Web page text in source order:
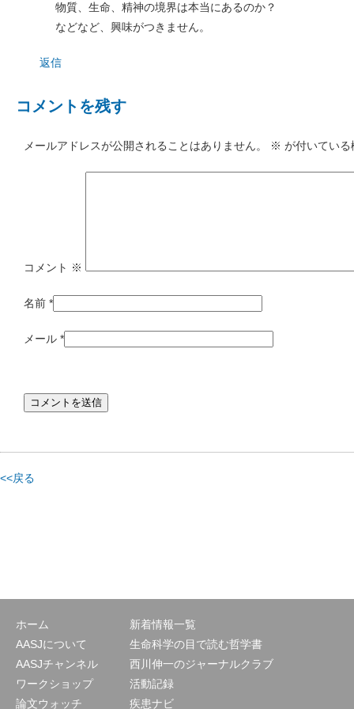
物質、生命、精神の境界は本当にあるのか？
などなど、興味がつきません。
返信
コメントを残す
メールアドレスが公開されることはありません。 ※ が付いてい
コメント ※
名前 *
メール *
<<戻る
ホーム
AASJについて
AASJチャンネル
ワークショップ
論文ウォッチ
新着情報一覧
生命科学の目で読む哲学書
西川伸一のジャーナルクラブ
活動記録
疾患ナビ